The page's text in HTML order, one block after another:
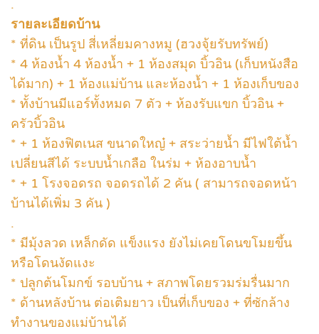
.
รายละเอียดบ้าน
* ที่ดิน เป็นรูป สี่เหลี่ยมคางหมู (ฮวงจุ้ยรับทรัพย์)
* 4 ห้องน้ำ 4 ห้องน้ำ + 1 ห้องสมุด บิ้วอิน (เก็บหนังสือ
ได้มาก) + 1 ห้องแม่บ้าน และห้องน้ำ + 1 ห้องเก็บของ
* ทั้งบ้านมีแอร์ทั้งหมด 7 ตัว + ห้องรับแขก บิ้วอิน +
ครัวบิ้วอิน
* + 1 ห้องฟิตเนส ขนาดใหญ๋ + สระว่ายน้ำ มีไฟใต้น้ำ
เปลี่ยนสีได้ ระบบน้ำเกลือ ในร่ม + ห้องอาบน้ำ
* + 1 โรงจอดรถ จอดรถได้ 2 คัน ( สามารถจอดหน้า
บ้านได้เพิ่ม 3 คัน )
.
* มีมุ้งลวด เหล็กดัด แข็งแรง ยังไม่เคยโดนขโมยขึ้น
หรือโดนงัดแงะ
* ปลูกต้นโมกข์ รอบบ้าน + สภาพโดยรวมร่มรื่นมาก
* ด้านหลังบ้าน ต่อเติมยาว เป็นที่เก็บของ + ที่ซักล้าง
ทำงานของแม่บ้านได้